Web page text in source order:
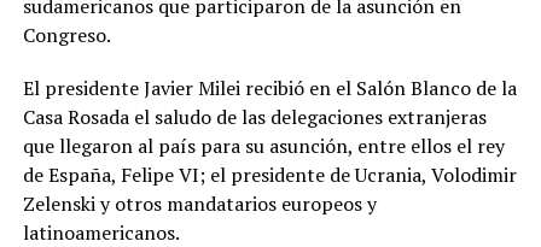
sudamericanos que participaron de la asunción en
Congreso.
El presidente Javier Milei recibió en el Salón Blanco de la
Casa Rosada el saludo de las delegaciones extranjeras
que llegaron al país para su asunción, entre ellos el rey
de España, Felipe VI; el presidente de Ucrania, Volodimir
Zelenski y otros mandatarios europeos y
latinoamericanos.